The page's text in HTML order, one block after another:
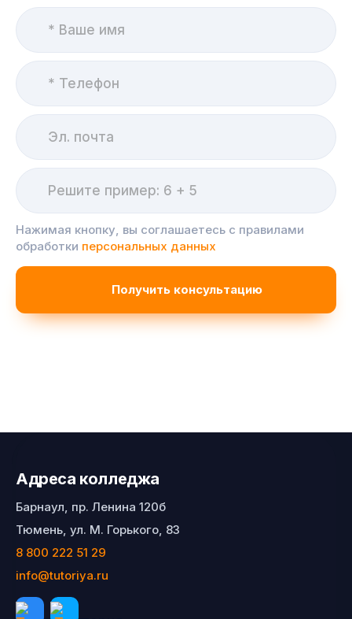
Адреса колледжа
Барнаул, пр. Ленина 120б
Тюмень, ул. М. Горького, 83
8 800 222 51 29
info@tutoriya.ru
Нажимая кнопку, вы соглашаетесь с правилами
обработки персональных данных